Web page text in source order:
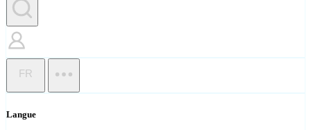
FR
Langue